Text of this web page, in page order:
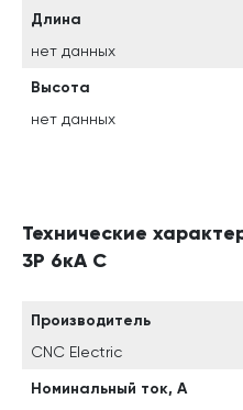
Длина
нет данных
Высота
нет данных
Технические
3P 6кА C
Производитель
CNC Electric
Номинальный ток, А